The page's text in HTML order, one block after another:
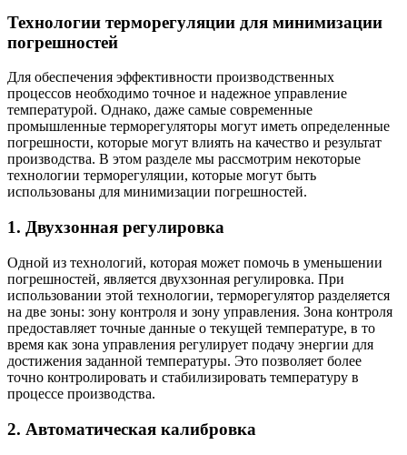
Технологии терморегуляции для минимизации
погрешностей
Для обеспечения эффективности производственных
процессов необходимо точное и надежное управление
температурой. Однако, даже самые современные
промышленные терморегуляторы могут иметь определенные
погрешности, которые могут влиять на качество и результат
производства. В этом разделе мы рассмотрим некоторые
технологии терморегуляции, которые могут быть
использованы для минимизации погрешностей.
1. Двухзонная регулировка
Одной из технологий, которая может помочь в уменьшении
погрешностей, является двухзонная регулировка. При
использовании этой технологии, терморегулятор разделяется
на две зоны: зону контроля и зону управления. Зона контроля
предоставляет точные данные о текущей температуре, в то
время как зона управления регулирует подачу энергии для
достижения заданной температуры. Это позволяет более
точно контролировать и стабилизировать температуру в
процессе производства.
2. Автоматическая калибровка